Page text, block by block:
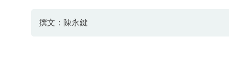
撰文：陳永鍵